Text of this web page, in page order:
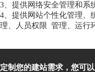
3、提供网络安全管理和系
4、提供网站个性化管理、
理、人员权限 管理、运行
定制您的建站需求，您可